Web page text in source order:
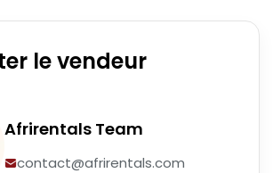
le vendeur
Afrirentals Team
contact@afrirentals.com